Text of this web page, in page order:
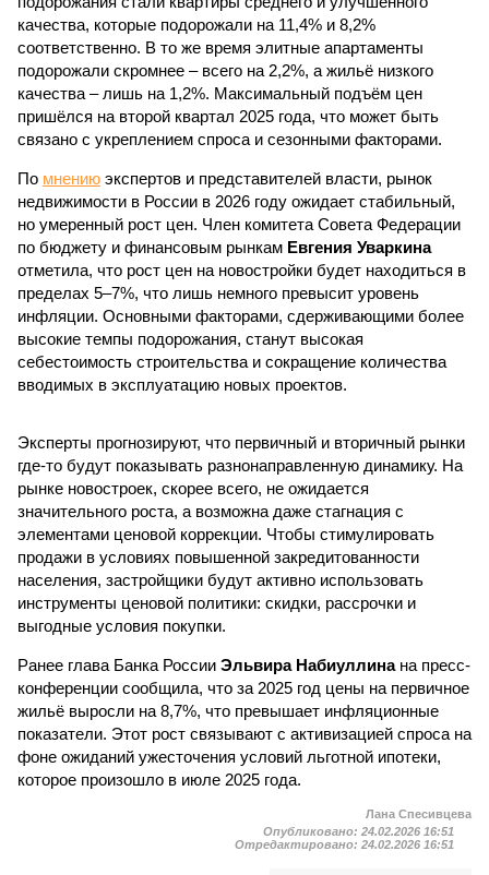
качества, которые подорожали на 11,4% и 8,2%
соответственно. В то же время элитные апартаменты
подорожали скромнее – всего на 2,2%, а жильё низкого
качества – лишь на 1,2%. Максимальный подъём цен
пришёлся на второй квартал 2025 года, что может быть
связано с укреплением спроса и сезонными факторами.
По мнению экспертов и представителей власти, рынок
недвижимости в России в 2026 году ожидает стабильный,
но умеренный рост цен. Член комитета Совета Федерации
по бюджету и финансовым рынкам Евгения Уваркина
отметила, что рост цен на новостройки будет находиться в
пределах 5–7%, что лишь немного превысит уровень
инфляции. Основными факторами, сдерживающими более
высокие темпы подорожания, станут высокая
себестоимость строительства и сокращение количества
вводимых в эксплуатацию новых проектов.
Эксперты прогнозируют, что первичный и вторичный рынки
где-то будут показывать разнонаправленную динамику. На
рынке новостроек, скорее всего, не ожидается
значительного роста, а возможна даже стагнация с
элементами ценовой коррекции. Чтобы стимулировать
продажи в условиях повышенной закредитованности
населения, застройщики будут активно использовать
инструменты ценовой политики: скидки, рассрочки и
выгодные условия покупки.
Ранее глава Банка России Эльвира Набиуллинана пресс-
конференции сообщила, что за 2025 год цены на первичное
жильё выросли на 8,7%, что превышает инфляционные
показатели. Этот рост связывают с активизацией спроса на
фоне ожиданий ужесточения условий льготной ипотеки,
которое произошло в июле 2025 года.
Лана Спесивцева
Опубликовано: 24.02.2026 16:51
Отредактировано: 24.02.2026 16:51